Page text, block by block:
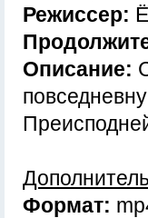
Режиссер:
Описание:
Формат: